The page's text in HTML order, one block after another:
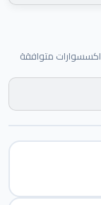
اكسسوارات متوافقة